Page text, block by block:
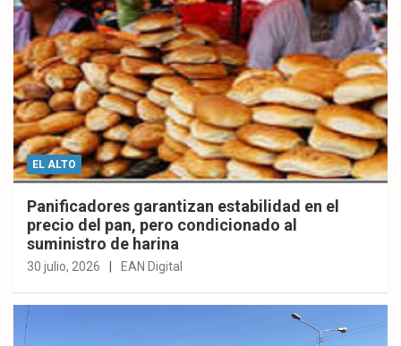
EL ALTO
Panificadores garantizan estabilidad en el
precio del pan, pero condicionado al
suministro de harina
30 julio, 2026 EAN Digital